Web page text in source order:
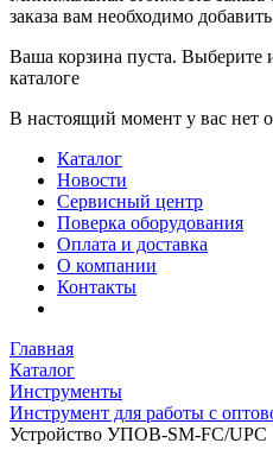
заказа вам необходимо
Ваша корзина пуста. Выберите
каталоге
В настоящий момент у вас нет
Каталог
Новости
Сервисный центр
Поверка оборудования
Оплата и доставка
О компании
Контакты
Главная
Каталог
Инструменты
Инструмент для работы с
Устройство УПОВ-SM-FC/UPC